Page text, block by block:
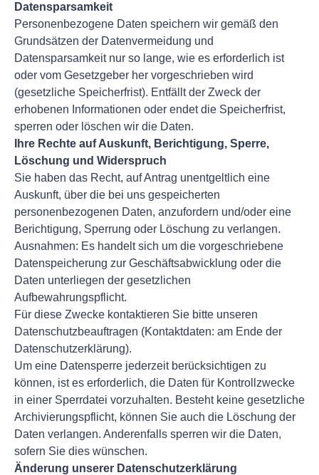
Datensparsamkeit
Personenbezogene Daten speichern wir gemäß den
Grundsätzen der Datenvermeidung und
Datensparsamkeit nur so lange, wie es erforderlich ist
oder vom Gesetzgeber her vorgeschrieben wird
(gesetzliche Speicherfrist). Entfällt der Zweck der
erhobenen Informationen oder endet die Speicherfrist,
sperren oder löschen wir die Daten.
Ihre Rechte auf Auskunft, Berichtigung, Sperre,
Löschung und Widerspruch
Sie haben das Recht, auf Antrag unentgeltlich eine
Auskunft, über die bei uns gespeicherten
personenbezogenen Daten, anzufordern und/oder eine
Berichtigung, Sperrung oder Löschung zu verlangen.
Ausnahmen: Es handelt sich um die vorgeschriebene
Datenspeicherung zur Geschäftsabwicklung oder die
Daten unterliegen der gesetzlichen
Aufbewahrungspflicht.
Für diese Zwecke kontaktieren Sie bitte unseren
Datenschutzbeauftragen (Kontaktdaten: am Ende der
Datenschutzerklärung).
Um eine Datensperre jederzeit berücksichtigen zu
können, ist es erforderlich, die Daten für Kontrollzwecke
in einer Sperrdatei vorzuhalten. Besteht keine gesetzliche
Archivierungspflicht, können Sie auch die Löschung der
Daten verlangen. Anderenfalls sperren wir die Daten,
sofern Sie dies wünschen.
Änderung unserer Datenschutzerklärung